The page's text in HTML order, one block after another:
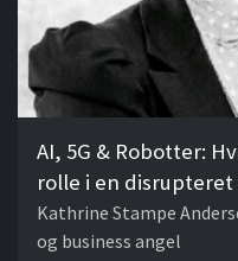
AI, 5G & Robotter:
rolle i en disrupteret
Kathrine Stampe
og business angel